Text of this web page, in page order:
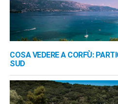
COSA VEDERE A CORFÙ:
SUD